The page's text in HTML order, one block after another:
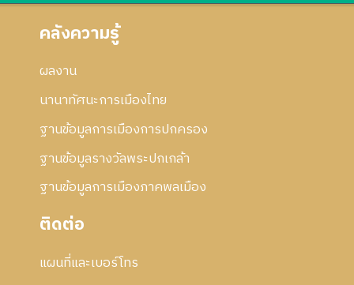
คลังความรู้
ผลงาน
นานาทัศนะการเมืองไทย
ฐานข้อมูลการเมืองการปกครอง
ฐานข้อมูลรางวัลพระปกเกล้า
ฐานข้อมูลการเมืองภาคพลเมือง
ติดต่อ
แผนที่และเบอร์โทร